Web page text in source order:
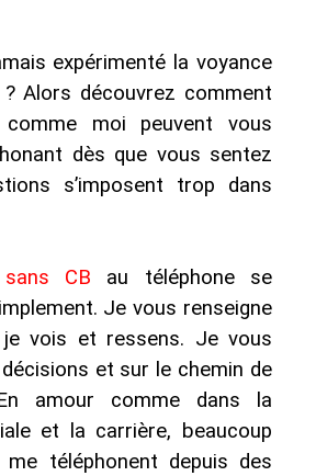
expérimenté la voyance
Alors découvrez comment
comme moi peuvent vous
dès que vous sentez
s’imposent trop dans
CB au téléphone se
Je vous renseigne
vois et ressens. Je vous
et sur le chemin de
amour comme dans la
et la carrière, beaucoup
me téléphonent depuis des